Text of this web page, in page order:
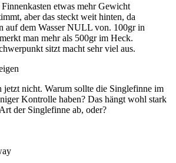
etwas mehr Gewicht
aber das steckt weit hinten, da
auf dem Wasser NULL von. 100gr in
man mehr als 500gr im Heck.
sitzt macht sehr viel aus.
jetzt nicht. Warum sollte die Singlefinne im
Kontrolle haben? Das hängt wohl stark
der Singlefinne ab, oder?